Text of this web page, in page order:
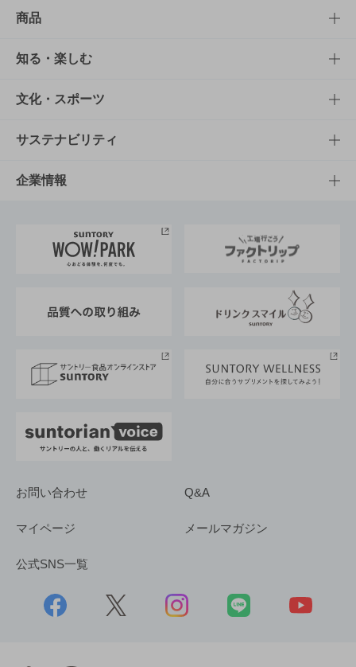
商品
商品TOP
商品一覧
商品発売情報
栄養成分一覧
知る・楽しむ
知る・楽しむTOP
キャンペーン
工場見学
地域情報
文化・スポーツ
文化・スポーツTOP
サントリーホール
サントリーサンバーズ大阪
サステナビリティ
サステナビリティTOP
サントリーが考えるサステナビリティ経営
企業情報
企業概要
採用情報
お問い合わせ Q&A
マイページ メールマガジン
公式SNS一覧